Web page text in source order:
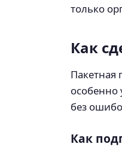
только
Как
Пакетная
особенно
без
Как